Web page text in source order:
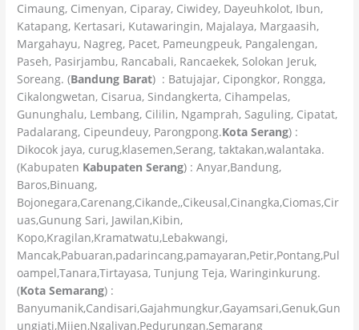
Cimaung, Cimenyan, Ciparay, Ciwidey, Dayeuhkolot, Ibun,
Katapang, Kertasari, Kutawaringin, Majalaya, Margaasih,
Margahayu, Nagreg, Pacet, Pameungpeuk, Pangalengan,
Paseh, Pasirjambu, Rancabali, Rancaekek, Solokan Jeruk,
Soreang. (Bandung Barat) : Batujajar, Cipongkor, Rongga,
Cikalongwetan, Cisarua, Sindangkerta, Cihampelas,
Gununghalu, Lembang, Cililin, Ngamprah, Saguling, Cipatat,
Padalarang, Cipeundeuy, Parongpong.Kota Serang) :
Dikocok jaya, curug,klasemen,Serang, taktakan,walantaka.
(Kabupaten Kabupaten Serang) : Anyar,Bandung,
Baros,Binuang,
Bojonegara,Carenang,Cikande,,Cikeusal,Cinangka,Ciomas,Cir
uas,Gunung Sari, Jawilan,Kibin,
Kopo,Kragilan,Kramatwatu,Lebakwangi,
Mancak,Pabuaran,padarincang,pamayaran,Petir,Pontang,Pul
oampel,Tanara,Tirtayasa, Tunjung Teja, Waringinkurung.
(Kota Semarang) :
Banyumanik,Candisari,Gajahmungkur,Gayamsari,Genuk,Gun
ungjati,Mijen,Ngaliyan,Pedurungan,Semarang